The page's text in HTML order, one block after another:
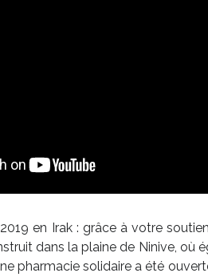
2019 en Irak : grâce à votre
dans la plaine de Ninive, où
pharmacie solidaire a été